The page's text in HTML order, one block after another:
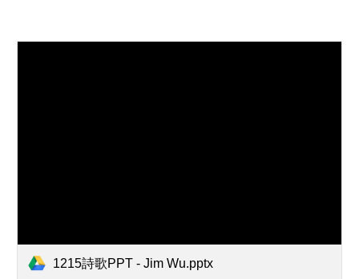
1215詩歌PPT - Jim Wu.pptx